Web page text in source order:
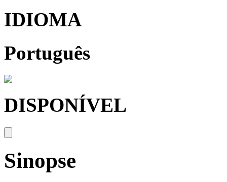
IDIOMA
Português
DISPONÍVEL
Sinopse